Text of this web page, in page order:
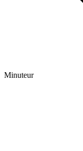
Minuteur